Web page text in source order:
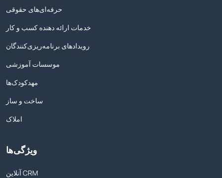
حرفه‌ای‌های حقوقی
خدمات ارائه دهنده کسب و کار
رویدادهای برنامه‌ریزی‌کنندگان
موسسات آموزشی
مهدکودک‌ها
ساخت و ساز
املاک
ویژگی‌ها
آنلاین CRM